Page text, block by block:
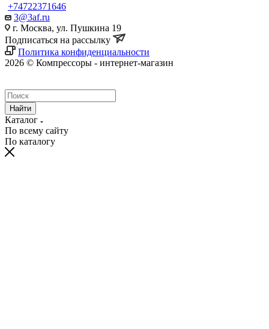
+74722371646
3@3af.ru
г. Москва, ул. Пушкина 19
Подписаться на рассылку
Политика конфиденциальности
2026 © Компрессоры - интернет-магазин
Найти
Каталог
По всему сайту
По каталогу